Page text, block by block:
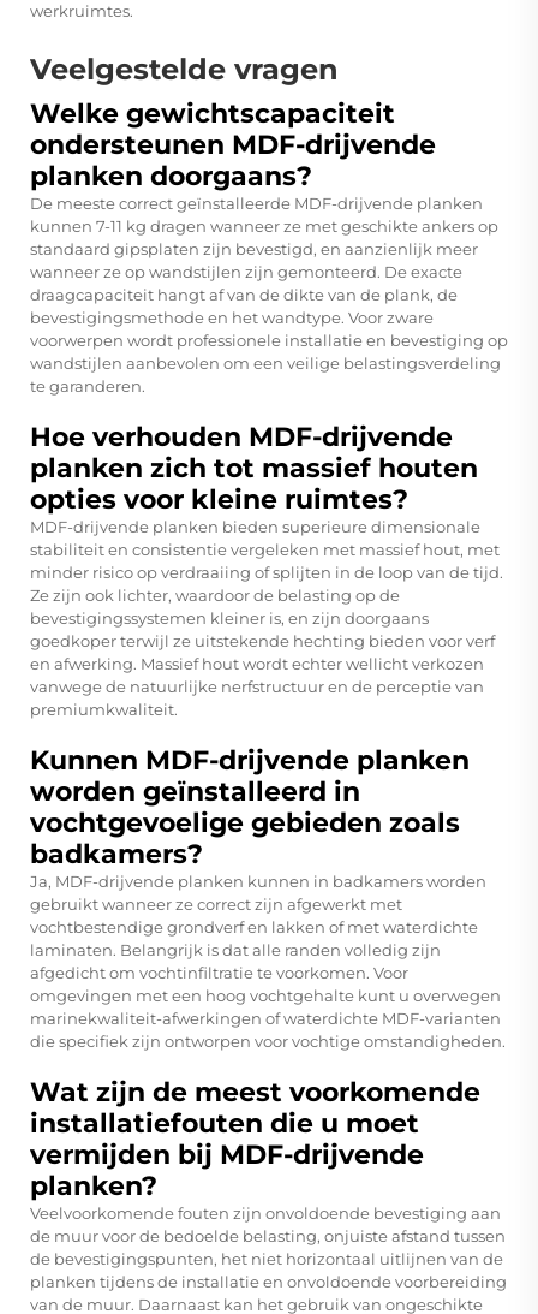
werkruimtes.
Veelgestelde vragen
Welke gewichtscapaciteit
ondersteunen MDF-drijvende
planken doorgaans?
De meeste correct geïnstalleerde MDF-drijvende planken
kunnen 7-11 kg dragen wanneer ze met geschikte ankers op
standaard gipsplaten zijn bevestigd, en aanzienlijk meer
wanneer ze op wandstijlen zijn gemonteerd. De exacte
draagcapaciteit hangt af van de dikte van de plank, de
bevestigingsmethode en het wandtype. Voor zware
voorwerpen wordt professionele installatie en bevestiging op
wandstijlen aanbevolen om een veilige belastingsverdeling
te garanderen.
Hoe verhouden MDF-drijvende
planken zich tot massief houten
opties voor kleine ruimtes?
MDF-drijvende planken bieden superieure dimensionale
stabiliteit en consistentie vergeleken met massief hout, met
minder risico op verdraaiing of splijten in de loop van de tijd.
Ze zijn ook lichter, waardoor de belasting op de
bevestigingssystemen kleiner is, en zijn doorgaans
goedkoper terwijl ze uitstekende hechting bieden voor verf
en afwerking. Massief hout wordt echter wellicht verkozen
vanwege de natuurlijke nerfstructuur en de perceptie van
premiumkwaliteit.
Kunnen MDF-drijvende planken
worden geïnstalleerd in
vochtgevoelige gebieden zoals
badkamers?
Ja, MDF-drijvende planken kunnen in badkamers worden
gebruikt wanneer ze correct zijn afgewerkt met
vochtbestendige grondverf en lakken of met waterdichte
laminaten. Belangrijk is dat alle randen volledig zijn
afgedicht om vochtinfiltratie te voorkomen. Voor
omgevingen met een hoog vochtgehalte kunt u overwegen
marinekwaliteit-afwerkingen of waterdichte MDF-varianten
die specifiek zijn ontworpen voor vochtige omstandigheden.
Wat zijn de meest voorkomende
installatiefouten die u moet
vermijden bij MDF-drijvende
planken?
Veelvoorkomende fouten zijn onvoldoende bevestiging aan
de muur voor de bedoelde belasting, onjuiste afstand tussen
de bevestigingspunten, het niet horizontaal uitlijnen van de
planken tijdens de installatie en onvoldoende voorbereiding
van de muur. Daarnaast kan het gebruik van ongeschikte